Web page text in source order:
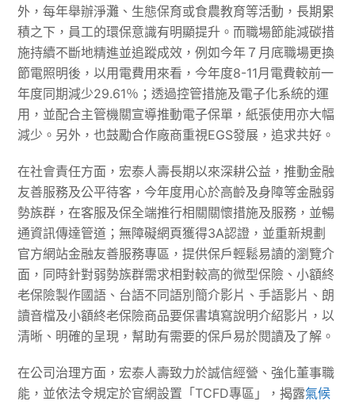
外，每年舉辦淨灘、生態保育或食農教育等活動，長期累
積之下，員工的環保意識有明顯提升。而職場節能減碳措
施持續不斷地精進並追蹤成效，例如今年７月底職場更換
節電照明後，以用電費用來看，今年度8-11月電費較前一
年度同期減少29.61％；透過控管措施及電子化系統的運
用，並配合主管機關宣導推動電子保單，紙張使用亦大幅
減少。另外，也鼓勵合作廠商重視EGS發展，追求共好。
在社會責任方面，宏泰人壽長期以來深耕公益，推動金融
友善服務及公平待客，今年度用心於高齡及身障等金融弱
勢族群，在客服及保全端推行相關關懷措施及服務，並暢
通資訊傳達管道；無障礙網頁獲得3A認證，並重新規劃
官方網站金融友善服務專區，提供保戶輕鬆易讀的瀏覽介
面，同時針對弱勢族群需求相對較高的微型保險、小額終
老保險製作國語、台語不同語別簡介影片、手語影片、朗
讀音檔及小額終老保險商品要保書填寫說明介紹影片，以
清晰、明確的呈現，幫助有需要的保戶易於閱讀及了解。
在公司治理方面，宏泰人壽致力於誠信經營、強化董事職
能，並依法令規定於官網設置「TCFD專區」，揭露氣候